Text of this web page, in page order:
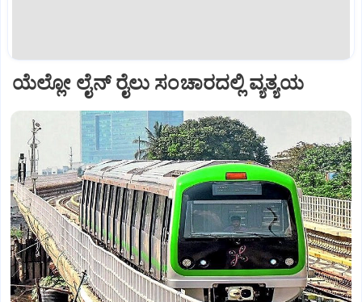
ಯೆಲ್ಲೋ ಲೈನ್ ರೈಲು ಸಂಚಾರದಲ್ಲಿ ವ್ಯತ್ಯಯ